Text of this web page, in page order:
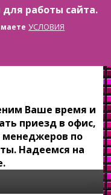
работы сайта.
УСЛОВИЯ
179-6-279
Ваше время и
приезд в офис,
менеджеров по
Надеемся на